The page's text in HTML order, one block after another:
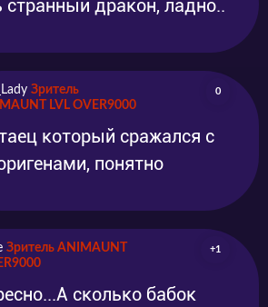
странный дракон, ладно..
Зритель
LVL OVER9000
0
который сражался с
понятно
Зритель ANIMAUNT
+1
сколько бабок